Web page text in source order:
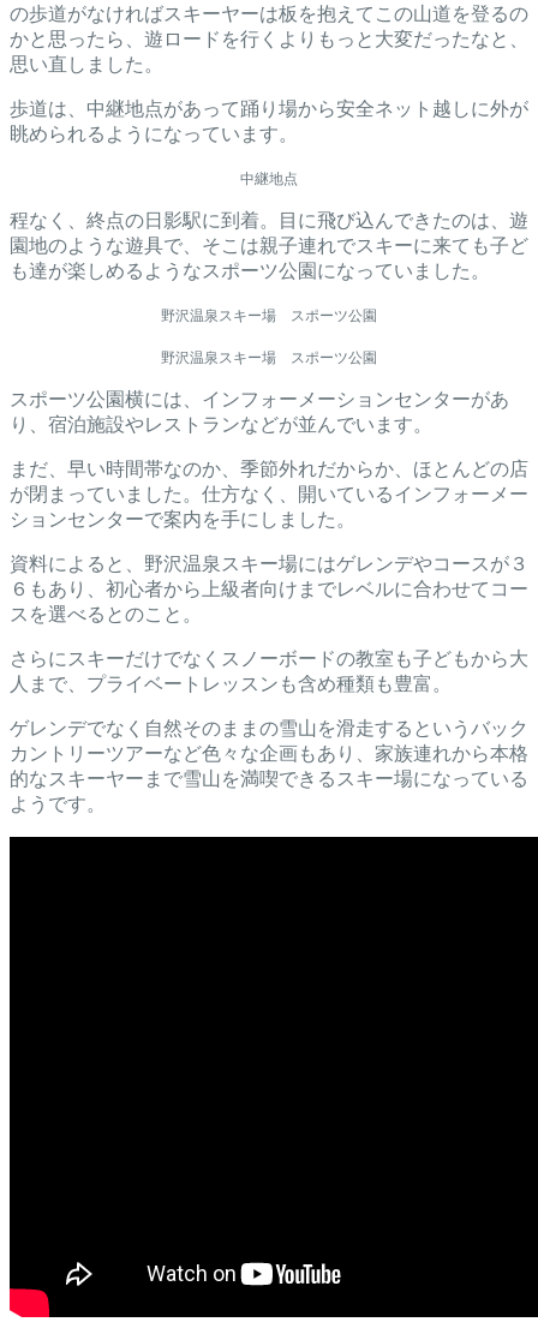
の歩道がなければスキーヤーは板を抱えてこの山道を登るの
かと思ったら、遊ロードを行くよりもっと大変だったなと、
思い直しました。
歩道は、中継地点があって踊り場から安全ネット越しに外が
眺められるようになっています。
中継地点
程なく、終点の日影駅に到着。目に飛び込んできたのは、遊
園地のような遊具で、そこは親子連れでスキーに来ても子ど
も達が楽しめるようなスポーツ公園になっていました。
野沢温泉スキー場 スポーツ公園
野沢温泉スキー場 スポーツ公園
スポーツ公園横には、インフォーメーションセンターがあ
り、宿泊施設やレストランなどが並んでいます。
まだ、早い時間帯なのか、季節外れだからか、ほとんどの店
が閉まっていました。仕方なく、開いているインフォーメー
ションセンターで案内を手にしました。
資料によると、野沢温泉スキー場にはゲレンデやコースが３
６もあり、初心者から上級者向けまでレベルに合わせてコー
スを選べるとのこと。
さらにスキーだけでなくスノーボードの教室も子どもから大
人まで、プライベートレッスンも含め種類も豊富。
ゲレンデでなく自然そのままの雪山を滑走するというバック
カントリーツアーなど色々な企画もあり、家族連れから本格
的なスキーヤーまで雪山を満喫できるスキー場になっている
ようです。